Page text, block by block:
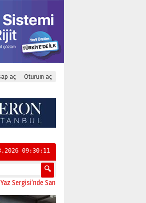
aç Oturum aç
09:30:12
Sanatseverlerle Buluştu